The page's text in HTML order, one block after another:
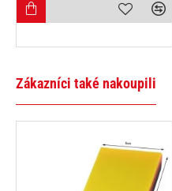
Zákazníci také nakoupili